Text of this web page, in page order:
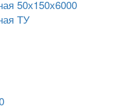
50х150х6000
ТУ